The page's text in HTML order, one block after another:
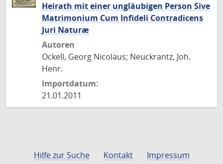
Heirath mit einer ungläubigen Person Sive
Matrimonium Cum Infideli Contradicens
Juri Naturæ
Autoren
Ockell, Georg Nicolaus; Neuckrantz, Joh.
Henr.
Importdatum:
21.01.2011
Hilfe zur Suche Kontakt
Impressum